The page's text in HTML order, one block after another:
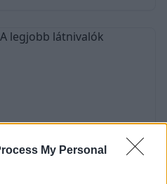
My Personal
Lássuk csak,
frissen fogott